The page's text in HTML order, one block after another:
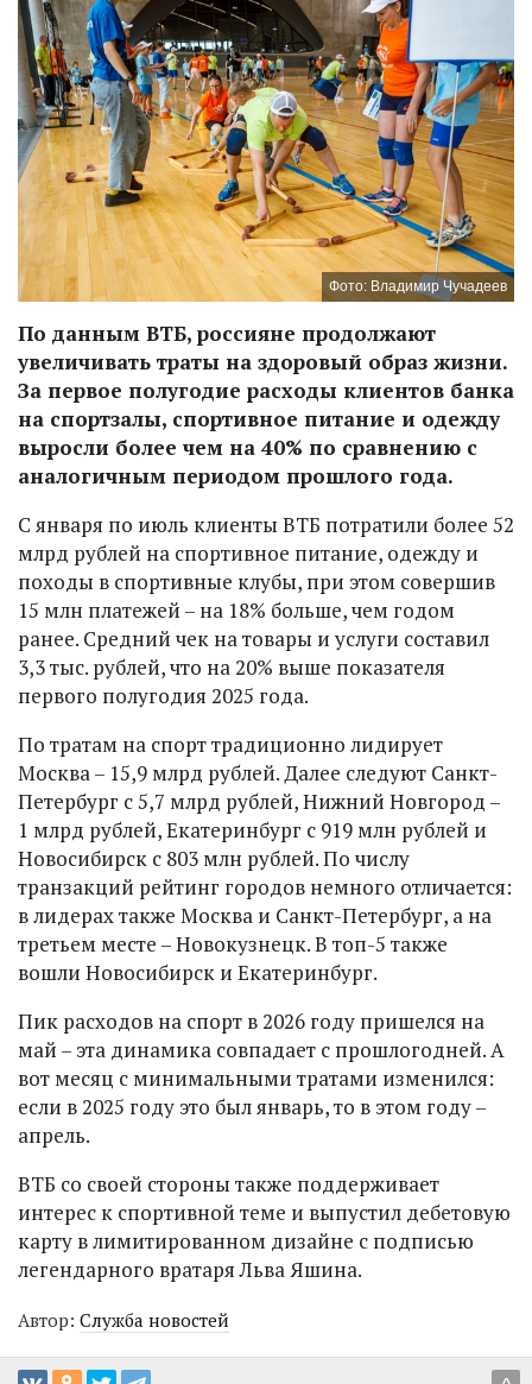
Фото: Владимир Чучадеев
По данным ВТБ, россияне продолжают
увеличивать траты на здоровый образ жизни.
За первое полугодие расходы клиентов банка
на спортзалы, спортивное питание и одежду
выросли более чем на 40% по сравнению с
аналогичным периодом прошлого года.
С января по июль клиенты ВТБ потратили более 52
млрд рублей на спортивное питание, одежду и
походы в спортивные клубы, при этом совершив
15 млн платежей – на 18% больше, чем годом
ранее. Средний чек на товары и услуги составил
3,3 тыс. рублей, что на 20% выше показателя
первого полугодия 2025 года.
По тратам на спорт традиционно лидирует
Москва – 15,9 млрд рублей. Далее следуют Санкт-
Петербург с 5,7 млрд рублей, Нижний Новгород –
1 млрд рублей, Екатеринбург с 919 млн рублей и
Новосибирск с 803 млн рублей. По числу
транзакций рейтинг городов немного отличается:
в лидерах также Москва и Санкт-Петербург, а на
третьем месте – Новокузнецк. В топ-5 также
вошли Новосибирск и Екатеринбург.
Пик расходов на спорт в 2026 году пришелся на
май – эта динамика совпадает с прошлогодней. А
вот месяц с минимальными тратами изменился:
если в 2025 году это был январь, то в этом году –
апрель.
ВТБ со своей стороны также поддерживает
интерес к спортивной теме и выпустил дебетовую
карту в лимитированном дизайне с подписью
легендарного вратаря Льва Яшина.
Автор: Служба новостей